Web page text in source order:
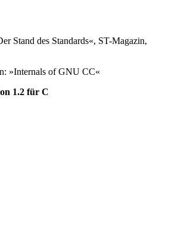
Stand des Standards«, ST-Magazin,
»Internals of GNU CC«
1.2 für C